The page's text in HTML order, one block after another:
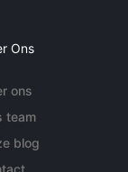
Ons
ons
team
blog